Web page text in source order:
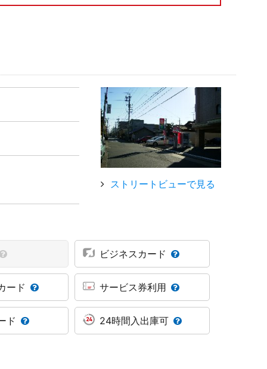
ストリートビューで見る
ビジネスカード
ード サービス券利用
ド 24時間入出庫可